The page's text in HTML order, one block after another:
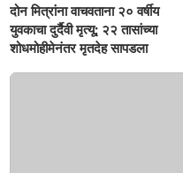
दोन मित्रांना वाचवताना २० वर्षीय
युवकाचा दुर्दैवी मृत्यू; २२ तासांच्या
शोधमोहीमेनंतर मृतदेह सापडला